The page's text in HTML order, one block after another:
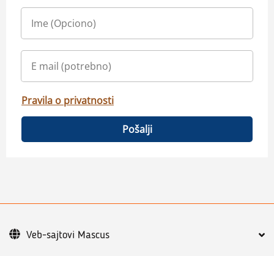
Pravila o privatnosti
Pošalji
Veb-sajtovi Mascus